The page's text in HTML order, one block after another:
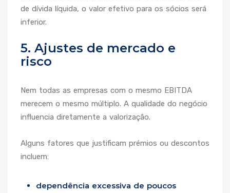
de dívida líquida, o valor efetivo para os sócios será
inferior.
5. Ajustes de mercado e
risco
Nem todas as empresas com o mesmo EBITDA
merecem o mesmo múltiplo. A qualidade do negócio
influencia diretamente a valorização.
Alguns fatores que justificam prémios ou descontos
incluem:
dependência excessiva de poucos